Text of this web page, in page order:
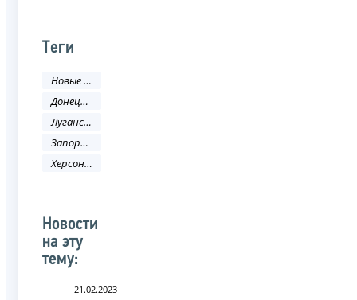
Теги
Новые регионы РФ
Донецкая Народная Республика
Луганская Народная Республика
Запорожская область
Херсонская область
Новости
на эту
тему:
21.02.2023